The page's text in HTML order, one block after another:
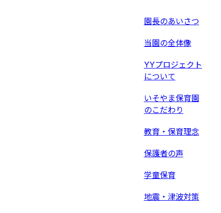
園長のあいさつ
当園の全体像
YYプロジェクト
について
いそやま保育園
のこだわり
教育・保育理念
保護者の声
学童保育
地震・津波対策